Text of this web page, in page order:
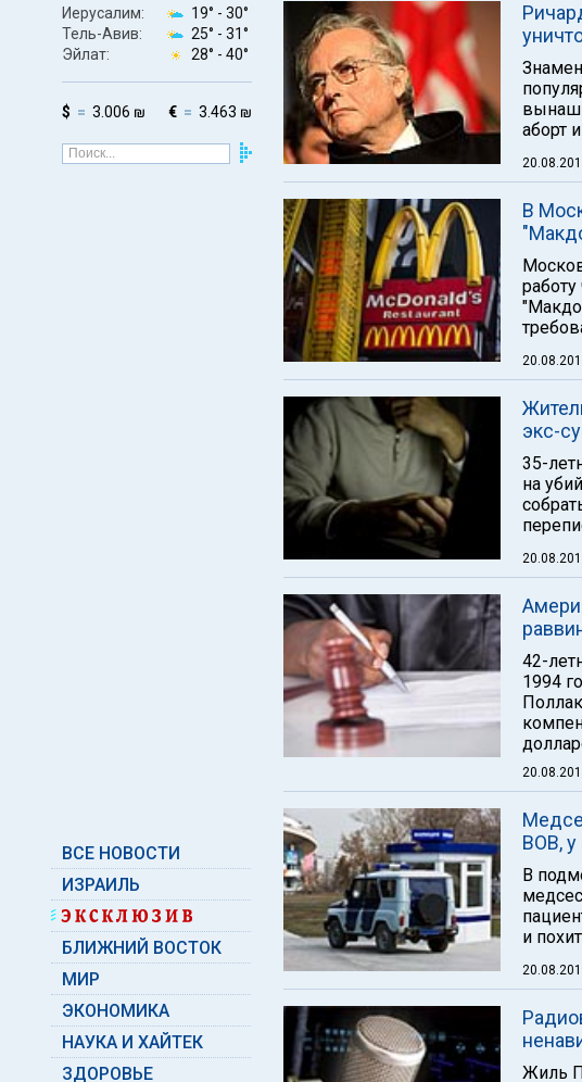
Иерусалим: 19° - 30°
Тель-Авив:
25° - 31°
Эйлат:
28° - 40°
$ 3.006 ₪ € 3.463 ₪
ВСЕ НОВОСТИ
ИЗРАИЛЬ
БЛИЖНИЙ ВОСТОК
МИР
ЭКОНОМИКА
НАУКА И ХАЙТЕК
ЗДОРОВЬЕ
аборт
В
экс-
35-
на
42-
1994
ВОВ, у
В
и
Жиль